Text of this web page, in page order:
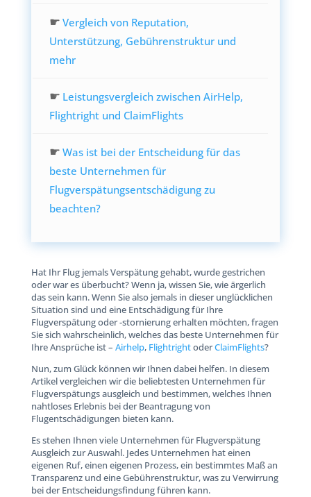
☛ Vergleich von Reputation,
Unterstützung, Gebührenstruktur und
mehr
☛ Leistungsvergleich zwischen AirHelp,
Flightright und ClaimFlights
☛ Was ist bei der Entscheidung für das
beste Unternehmen für
Flugverspätungsentschädigung zu
beachten?
Hat Ihr Flug jemals Verspätung gehabt, wurde gestrichen
oder war es überbucht? Wenn ja, wissen Sie, wie ärgerlich
das sein kann. Wenn Sie also jemals in dieser unglücklichen
Situation sind und eine Entschädigung für Ihre
Flugverspätung oder -stornierung erhalten möchten, fragen
Sie sich wahrscheinlich, welches das beste Unternehmen für
Ihre Ansprüche ist – Airhelp, FlightrightoderClaimFlights?
Nun, zum Glück können wir Ihnen dabei helfen. In diesem
Artikel vergleichen wir die beliebtesten Unternehmen für
Flugverspätungs ausgleich und bestimmen, welches Ihnen
nahtloses Erlebnis bei der Beantragung von
Flugentschädigungen bieten kann.
Es stehen Ihnen viele Unternehmen für Flugverspätung
Ausgleich zur Auswahl. Jedes Unternehmen hat einen
eigenen Ruf, einen eigenen Prozess, ein bestimmtes Maß an
Transparenz und eine Gebührenstruktur, was zu Verwirrung
bei der Entscheidungsfindung führen kann.